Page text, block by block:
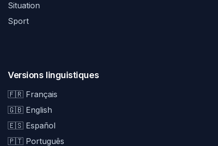
Situation
Sport
Versions linguistiques
🇫🇷 Français
🇬🇧 English
🇪🇸 Español
🇵🇹 Português